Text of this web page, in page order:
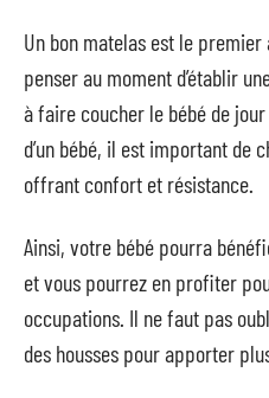
Un bon matelas est le
penser au moment d’établir
à faire coucher le bébé de
d’un bébé, il est important de
offrant confort et résistance.
Ainsi, votre bébé pourra
et vous pourrez en profiter
occupations. Il ne faut pas
des housses pour apporter